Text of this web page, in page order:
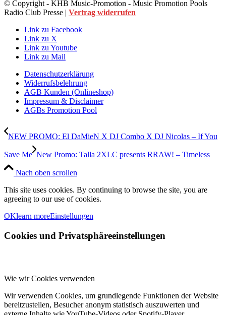
© Copyright - KHB Music-Promotion - Music Promotion Pools
Radio Club Presse | Vertrag widerrufen
Link zu Facebook
Link zu X
Link zu Youtube
Link zu Mail
Datenschutzerklärung
Widerrufsbelehrung
AGB Kunden (Onlineshop)
Impressum & Disclaimer
AGBs Promotion Pool
NEW PROMO: El DaMieN X DJ Combo X DJ Nicolas – If You
Save Me New Promo: Talla 2XLC presents RRAW! – Timeless
Nach oben scrollen
This site uses cookies. By continuing to browse the site, you are
agreeing to our use of cookies.
OKlearn moreEinstellungen
Cookies und Privatsphäreeinstellungen
Wie wir Cookies verwenden
Wir verwenden Cookies, um grundlegende Funktionen der Website
bereitzustellen, Besucher anonym statistisch auszuwerten und